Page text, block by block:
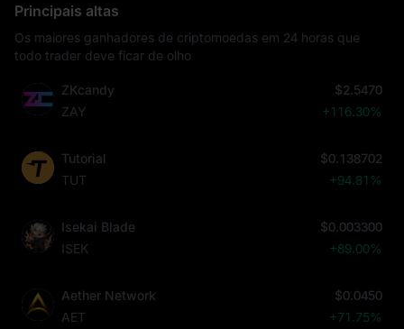
Principais altas
Os maiores ganhadores de criptomoedas em 24 horas que
todo trader deve ficar de olho
ZKcandy
ZAY
$2.5470
+116.30%
Tutorial
TUT
$0.138702
+94.81%
Isekai Blade
ISEK
$0.003300
+89.00%
Aether Network
AET
$0.0450
+71.75%